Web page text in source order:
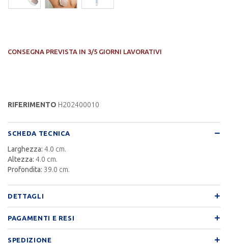
CONSEGNA PREVISTA IN 3/5 GIORNI LAVORATIVI
RIFERIMENTO H202400010
SCHEDA TECNICA
Larghezza: 4.0 cm.
Altezza: 4.0 cm.
Profondita: 39.0 cm.
DETTAGLI
PAGAMENTI E RESI
SPEDIZIONE